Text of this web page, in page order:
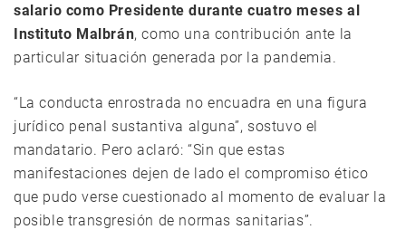
salario como Presidente durante cuatro meses al
Instituto Malbrán, como una contribución ante la
particular situación generada por la pandemia.
“La conducta enrostrada no encuadra en una figura
jurídico penal sustantiva alguna”, sostuvo el
mandatario. Pero aclaró: “Sin que estas
manifestaciones dejen de lado el compromiso ético
que pudo verse cuestionado al momento de evaluar la
posible transgresión de normas sanitarias”.